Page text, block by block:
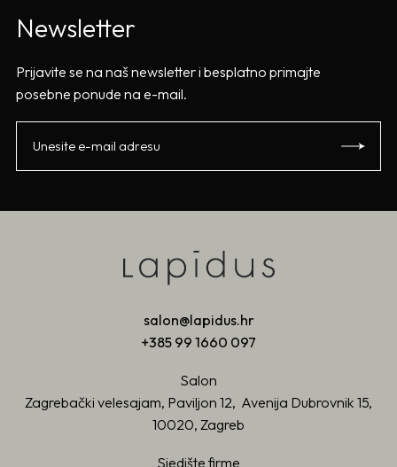
Newsletter
Prijavite se na naš newsletter i besplatno primajte
posebne ponude na e-mail.
salon@lapidus.hr
+385 99 1660 097
Salon
Zagrebački velesajam, Paviljon 12, Avenija Dubrovnik 15,
10020, Zagreb
Sjedište firme